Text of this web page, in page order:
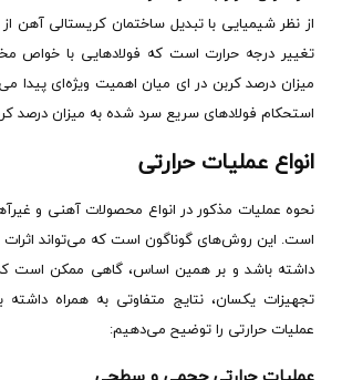
از نظر شیمیایی با تبدیل ساختمان کریستالی آهن از
میزان درصد کربن در ای میان اهمیت ویژه‌ای پیدا
استحکام فولادهای سریع سرد شده به میزان درصد
انواع عملیات حرارتی
نحوه عملیات مذکور در انواع محصولات آهنی و
است. این روش‌های گوناگون است که می‌تواند اثرات
داشته باشد و بر همین اساس، گاهی ممکن است که
تجهیزات یکسان، نتایج متفاوتی به همراه داشته
عملیات حرارتی را توضیح می‌دهیم: